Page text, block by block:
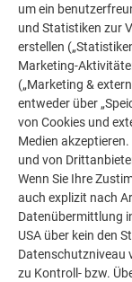
architektonischer
Strangpressprofile
Profilwelle aus 2
Befestigung und
senkrechter oder
viel zu bieten, sie
halten dank der
Verlegung im
um ein
und Statistiken zur
erstellen
Marketing-
(„Marketing &
entweder über
von Cookies und
Medien
und von
Wenn Sie Ihre
auch explizit nach
Datenübermittlung
USA über kein den
Datenschutzniveau
zu Kontroll- bzw.